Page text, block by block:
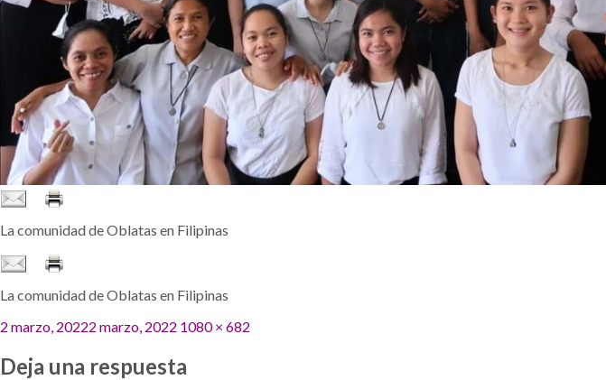
La comunidad de Oblatas en Filipinas
La comunidad de Oblatas en Filipinas
Publicado
2 marzo, 20222 marzo, 2022 Tamaño
1080 × 682
Deja una respuesta